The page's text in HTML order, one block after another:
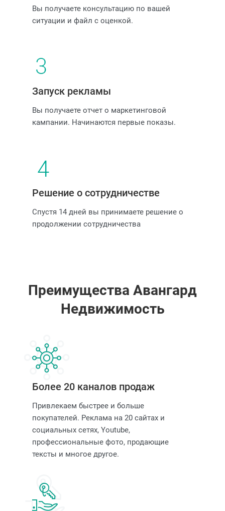
Вы получаете консультацию по вашей
ситуации и файл с оценкой.
Запуск рекламы
Вы получаете отчет о маркетинговой
кампании. Начинаются первые показы.
Решение о сотрудничестве
Спустя 14 дней вы принимаете решение о
продолжении сотрудничества
Преимущества Авангард
Недвижимость
Более 20 каналов продаж
Привлекаем быстрее и больше
покупателей. Реклама на 20 сайтах и
социальных сетях, Youtube,
профессиональные фото, продающие
тексты и многое другое.